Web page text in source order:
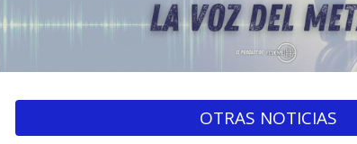
OTRAS NOTICIAS